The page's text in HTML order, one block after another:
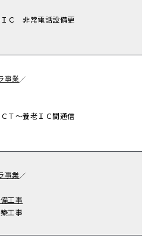
Ｃ 非常電話設備更
事業／
Ｔ～養老ＩＣ間通信
事業／
工事
工事